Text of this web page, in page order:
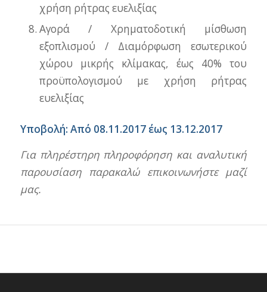
χρήση ρήτρας ευελιξίας
Αγορά / Χρηματοδοτική μίσθωση
εξοπλισμού / Διαμόρφωση εσωτερικού
χώρου μικρής κλίμακας, έως 40% του
προϋπολογισμού με χρήση ρήτρας
ευελιξίας
Υποβολή: Από 08.11.2017 έως 13.12.2017
Για πληρέστηρη πληροφόρηση και αναλυτική
παρουσίαση παρακαλώ επικοινωνήστε μαζί
μας.